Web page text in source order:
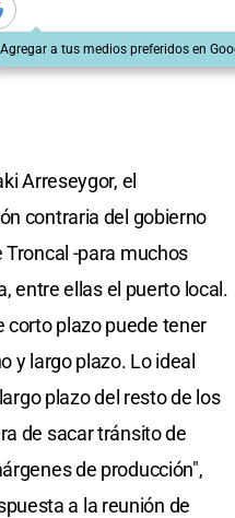
Agregar a tus medios preferidos en
Arreseygor, el
contraria del gobierno
-para muchos
entre ellas el puerto local.
corto plazo puede tener
y largo plazo. Lo ideal
plazo del resto de los
de sacar tránsito de
de producción",
a la reunión de